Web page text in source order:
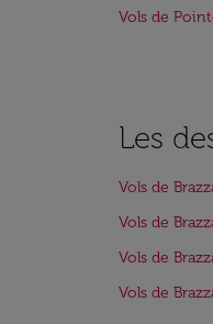
Vols de
Les
Vols de
Vols de
Vols de
Vols de